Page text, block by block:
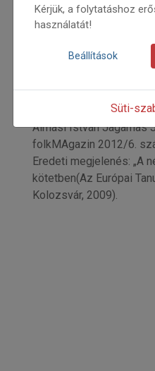
2012
Almási István
=>
Almási István Jagamas
folkMAgazin 2012/6.
Eredeti megjelenés: „A
kötetben(Az Európai
Kolozsvár, 2009).
Kérjük, a folytatáshoz
használatát!
Beállítások
Süti-